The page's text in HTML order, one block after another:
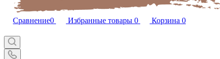
Сравнение0 Избранные товары 0 Корзина 0